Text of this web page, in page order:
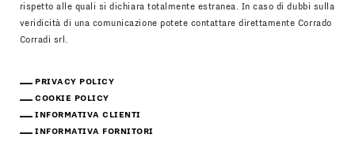
rispetto alle quali si dichiara totalmente estranea. In caso di dubbi sulla
veridicità di una comunicazione potete contattare direttamente Corrado
Corradi srl.
PRIVACY POLICY
COOKIE POLICY
INFORMATIVA CLIENTI
INFORMATIVA FORNITORI